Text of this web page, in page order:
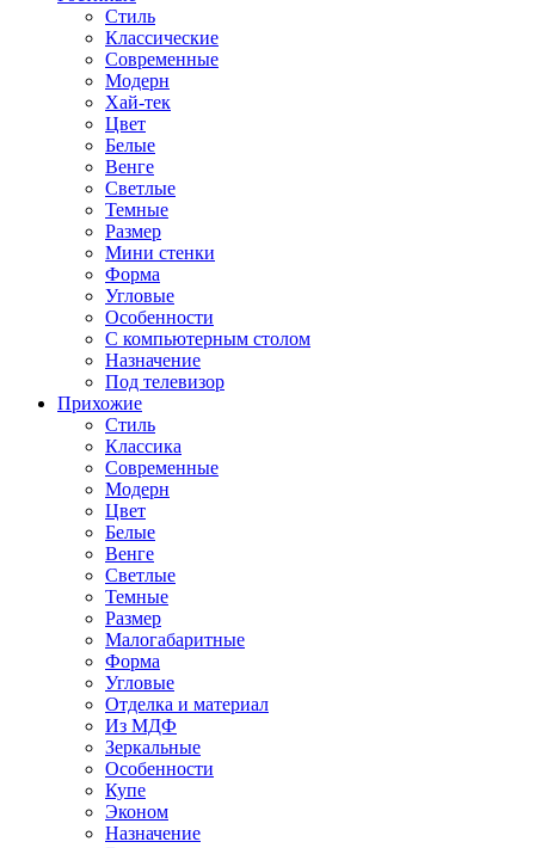
Стиль
Классические
Современные
Модерн
Хай-тек
Цвет
Белые
Венге
Светлые
Темные
Размер
Мини стенки
Форма
Угловые
Особенности
С компьютерным столом
Назначение
Под телевизор
Прихожие
Стиль
Классика
Современные
Модерн
Цвет
Белые
Венге
Светлые
Темные
Размер
Малогабаритные
Форма
Угловые
Отделка и материал
Из МДФ
Зеркальные
Особенности
Купе
Эконом
Назначение